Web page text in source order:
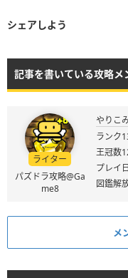
シェアしよう
記事を書いている攻略メ
ライター
パズドラ攻略@Ga
me8
やりこ
ランク
王冠数
プレイ
図鑑解
メ